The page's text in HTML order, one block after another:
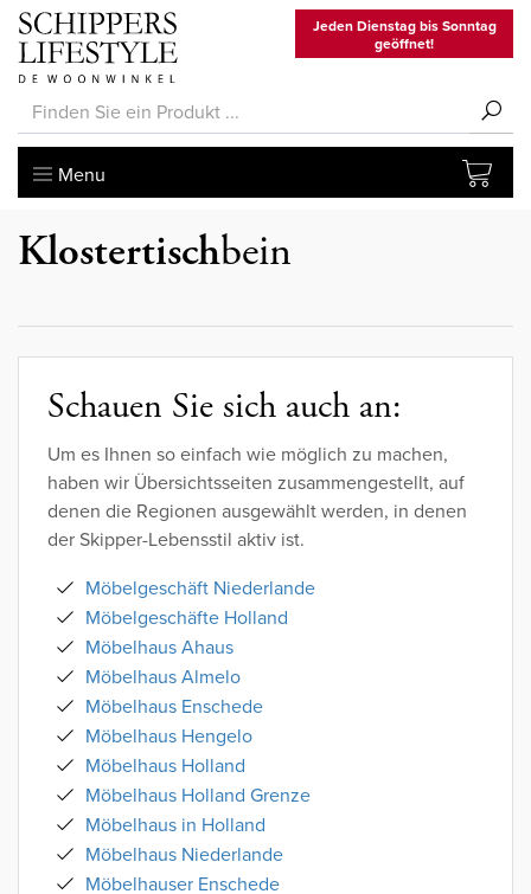
Jeden Dienstag bis Sonntag
geöffnet!
Menu
Klostertischbein
Schauen Sie sich auch an:
Um es Ihnen so einfach wie möglich zu machen,
haben wir Übersichtsseiten zusammengestellt, auf
denen die Regionen ausgewählt werden, in denen
der Skipper-Lebensstil aktiv ist.
Möbelgeschäft Niederlande
Möbelgeschäfte Holland
Möbelhaus Ahaus
Möbelhaus Almelo
Möbelhaus Enschede
Möbelhaus Hengelo
Möbelhaus Holland
Möbelhaus Holland Grenze
Möbelhaus in Holland
Möbelhaus Niederlande
Möbelhauser Enschede